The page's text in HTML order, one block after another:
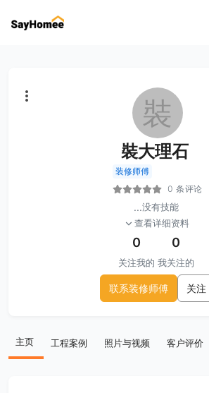
裝
裝大理石
装修师傅
0 条评论
...没有技能
查看详细资料
0
关注我的
0
我关注的
联系装修师傅 关注
主页 工程案例 照片与视频 客户评价